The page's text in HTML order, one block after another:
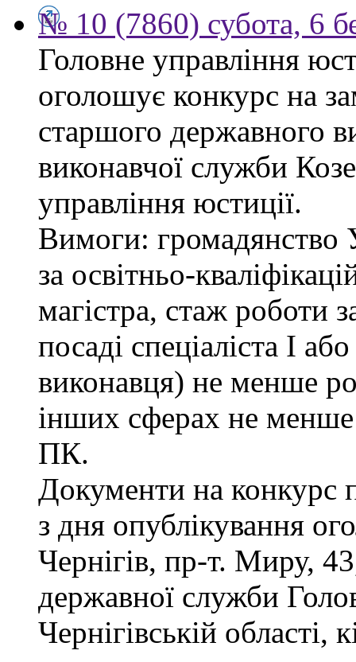
№ 10 (7860) субота, 6
Головне управління
оголошує конкурс на
старшого державного
виконавчої служби
управління юстиції.
Вимоги: громадянство
за освітньо-
магістра, стаж роботи
посаді спеціаліста І
виконавця) не менше
інших сферах не
ПК.
Документи на конкурс
з дня опублікування
Чернігів, пр-т. Миру,
державної служби
Чернігівській